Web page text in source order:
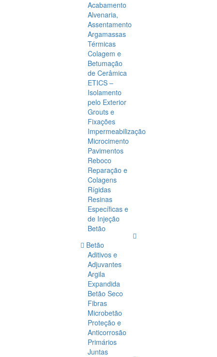
Acabamento
Alvenaria,
Assentamento
Argamassas
Térmicas
Colagem e
Betumação
de Cerâmica
ETICS –
Isolamento
pelo Exterior
Grouts e
Fixações
Impermeabilização
Microcimento
Pavimentos
Reboco
Reparação e
Colagens
Rígidas
Resinas
Específicas e
de Injeção
Betão
Betão
Aditivos e
Adjuvantes
Argila
Expandida
Betão Seco
Fibras
Microbetão
Proteção e
Anticorrosão
Primários
Juntas